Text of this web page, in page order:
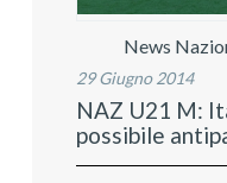
News
29 Giugno 2014
NAZ U21 M:
possibile